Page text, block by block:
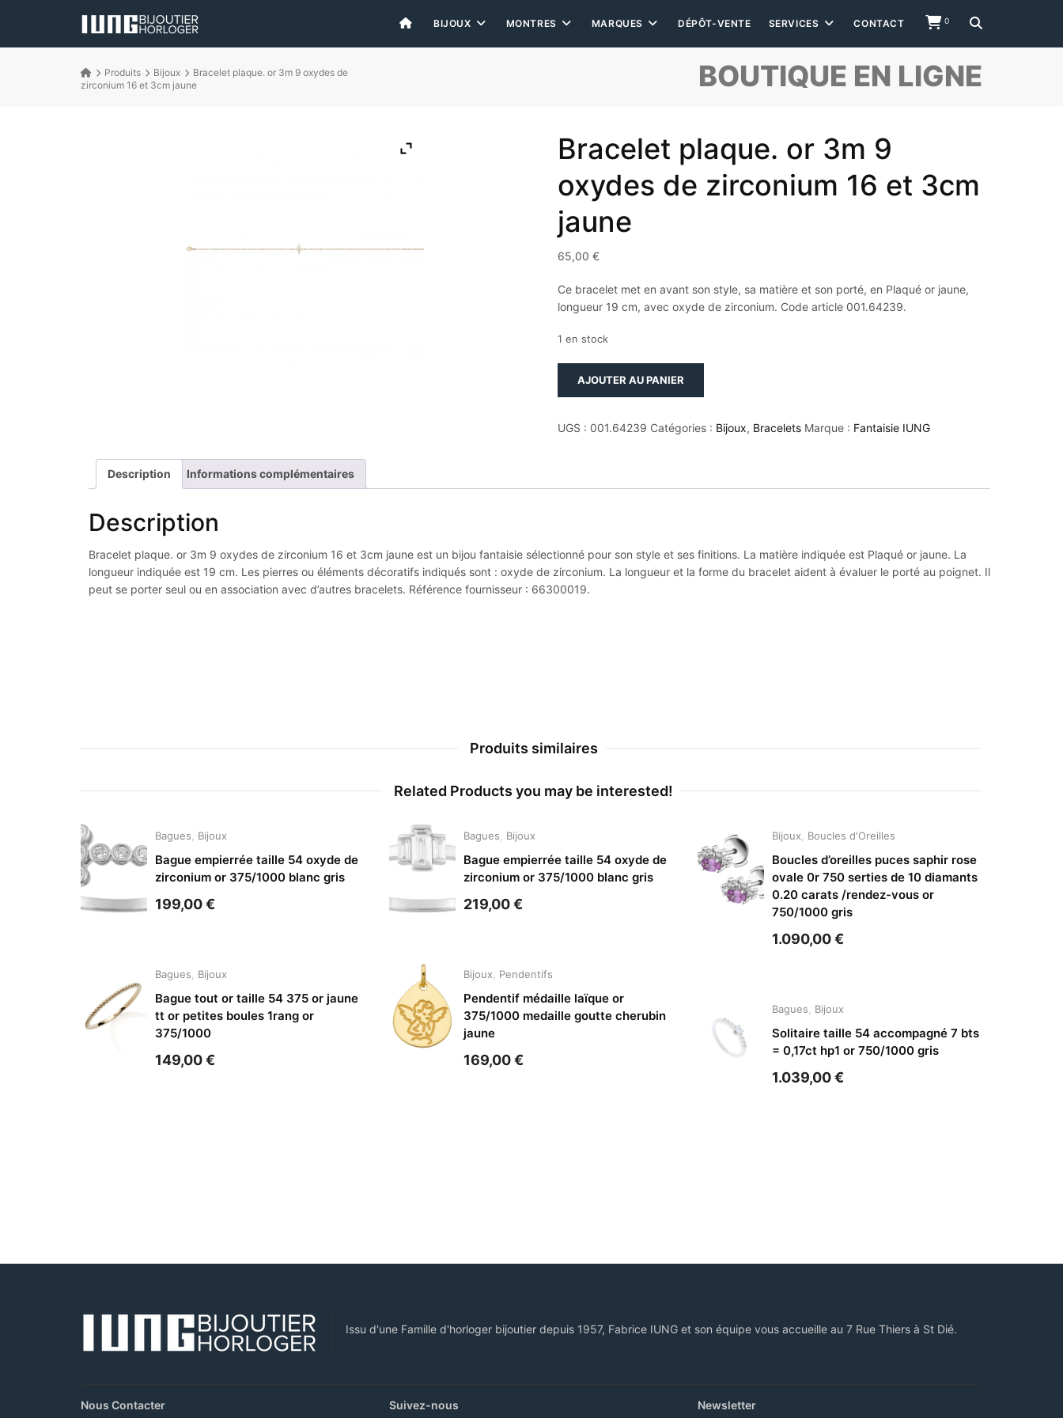
0
BIJOUX MONTRES MARQUES DÉPÔT-VENTE SERVICES CONTACT
BOUTIQUE EN LIGNE
Produits Bijoux
Bracelet plaque. or 3m 9 oxydes de
zirconium 16 et 3cm jaune
Bracelet plaque. or 3m 9
oxydes de zirconium 16 et 3cm
jaune
65,00 €
Ce bracelet met en avant son style, sa matière et son porté, en Plaqué or jaune,
longueur 19 cm, avec oxyde de zirconium. Code article 001.64239.
1 en stock
plaque.
oxydes
et
3cm
jaune
AJOUTER AU PANIER
UGS : 001.64239 Catégories : Bijoux, Bracelets Marque : Fantaisie IUNG
Description Informations complémentaires
Description
Bracelet plaque. or 3m 9 oxydes de zirconium 16 et 3cm jaune est un bijou fantaisie sélectionné pour son style et ses finitions. La matière indiquée est Plaqué or jaune. La
longueur indiquée est 19 cm. Les pierres ou éléments décoratifs indiqués sont : oxyde de zirconium. La longueur et la forme du bracelet aident à évaluer le porté au poignet. Il
peut se porter seul ou en association avec d’autres bracelets. Référence fournisseur : 66300019.
Produits similaires
Related Products you may be interested!
Bagues Bijoux
Bague empierrée taille 54 oxyde de
zirconium or 375/1000 blanc gris
199,00€
Bagues Bijoux
Bague tout or taille 54 375 or jaune
tt or petites boules 1rang or
375/1000
149,00€
Bagues Bijoux
Bague empierrée taille 54 oxyde de
zirconium or 375/1000 blanc gris
219,00€
Bijoux Pendentifs
Pendentif médaille laïque or
375/1000 medaille goutte cherubin
jaune
169,00€
Bijoux Boucles d'Oreilles
Boucles d’oreilles puces saphir rose
ovale 0r 750 serties de 10 diamants
0.20 carats /rendez-vous or
750/1000 gris
1.090,00€
Bagues Bijoux
Solitaire taille 54 accompagné 7 bts
= 0,17ct hp1 or 750/1000 gris
1.039,00€
Issu d'une Famille d'horloger bijoutier depuis 1957, Fabrice IUNG et son équipe vous accueille au 7 Rue Thiers à St Dié.
Nous Contacter Suivez-nous Newsletter